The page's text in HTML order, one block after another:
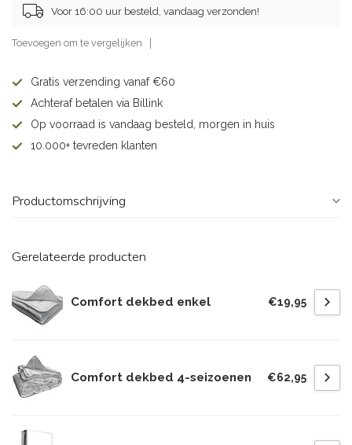
Voor 16:00 uur besteld, vandaag verzonden!
Toevoegen om te vergelijken
Gratis verzending vanaf €60
Achteraf betalen via Billink
Op voorraad is vandaag besteld, morgen in huis
10.000+ tevreden klanten
Productomschrijving
Gerelateerde producten
Comfort dekbed enkel €19,95
Comfort dekbed 4-seizoenen €62,95